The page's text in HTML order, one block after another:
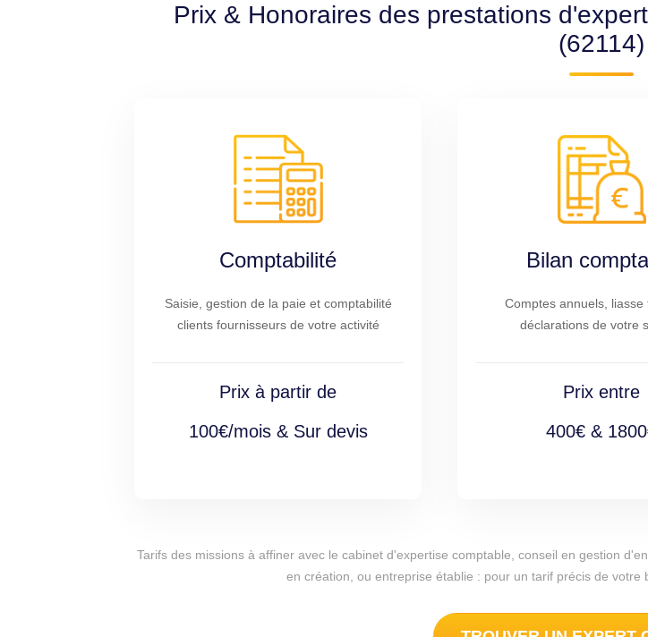
Prix & Honoraires des prestations
(62114)
Comptabilité
Saisie, gestion de la paie et comptabilité
clients fournisseurs de votre activité
Prix à partir de
100€/mois & Sur devis
Bilan
Comptes annuels, liasse
déclarations de votre
Prix entre
400€ &
Tarifs des missions à affiner avec le cabinet d'expertise comptable, conseil en gestion
en création, ou entreprise établie : pour un tarif précis de votre